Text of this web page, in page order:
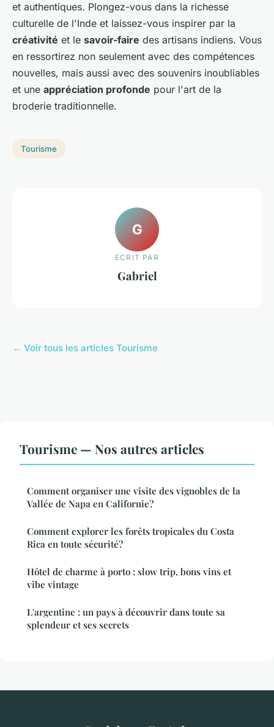
et authentiques. Plongez-vous dans la richesse
culturelle de l'Inde et laissez-vous inspirer par la
créativité et le savoir-faire des artisans indiens. Vous
en ressortirez non seulement avec des compétences
nouvelles, mais aussi avec des souvenirs inoubliables
et une appréciation profonde pour l'art de la
broderie traditionnelle.
Tourisme
G
ECRIT PAR
Gabriel
← Voir tous les articles Tourisme
Tourisme — Nos autres articles
Comment organiser une visite des vignobles de la
Vallée de Napa en Californie?
Comment explorer les forêts tropicales du Costa
Rica en toute sécurité?
Hôtel de charme à porto : slow trip, bons vins et
vibe vintage
L'argentine : un pays à découvrir dans toute sa
splendeur et ses secrets